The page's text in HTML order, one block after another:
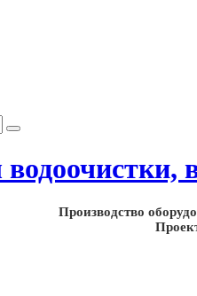
Производство